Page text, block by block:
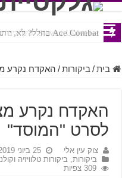
Ace Combat בחלל? לא, יותר מזה. ביקורת המשחק Chorus
Steven Universe והשירים שתורגמו בצורה נוראית לעברית
בית / ביקורות / האקדח נקרע
האקדח נקרע
לסרט "המוסד"
צוק עין אלי
25 ביוני 2019
ביקורות, ביקורות טלוויזיה
309 צפיות